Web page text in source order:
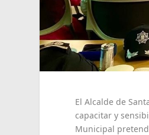
El Alcalde de
capacitar y
Municipal